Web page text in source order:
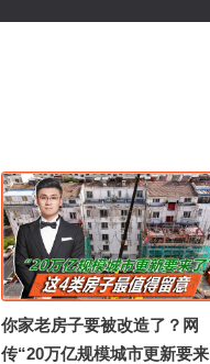
你家老房子要被改造了？网
传“20万亿规模城市更新要来